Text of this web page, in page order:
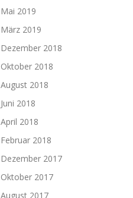
Mai 2019
März 2019
Dezember 2018
Oktober 2018
August 2018
Juni 2018
April 2018
Februar 2018
Dezember 2017
Oktober 2017
August 2017